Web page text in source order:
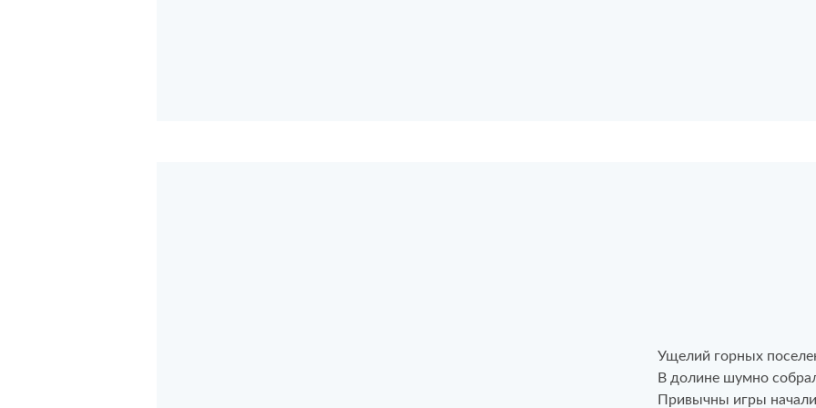
Ущелий горных
В долине шумно
Привычны игры